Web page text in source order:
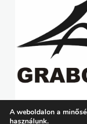
A weboldalon a
használunk.